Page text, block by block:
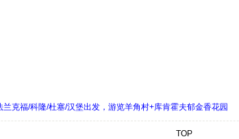
克福/科隆/杜塞/汉堡出发，游览羊角村+库肯霍夫郁金香花园
TOP